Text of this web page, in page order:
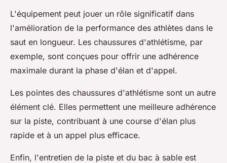
L'équipement peut jouer un rôle significatif dans
l'amélioration de la performance des athlètes dans le
saut en longueur. Les chaussures d'athlétisme, par
exemple, sont conçues pour offrir une adhérence
maximale durant la phase d'élan et d'appel.
Les pointes des chaussures d'athlétisme sont un autre
élément clé. Elles permettent une meilleure adhérence
sur la piste, contribuant à une course d'élan plus
rapide et à un appel plus efficace.
Enfin, l'entretien de la piste et du bac à sable est